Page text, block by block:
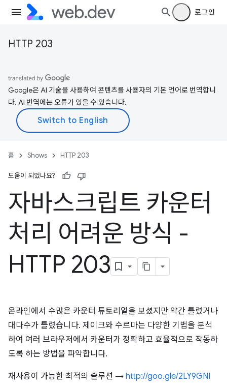
로그인
HTTP 203
Google은 AI 기술을 사용하여 콘텐츠를 사용자의 기본 언어로 번역합니
다. AI 번역에는 오류가 있을 수 있습니다.
홈 Shows HTTP 203
도움이 되었나요?
자바스크립트 카운터
처리 어려운 방식 -
HTTP 203
온라인에서 수많은 카운터 튜토리얼을 보셨지만 약간 틀렸거나
대다수가 틀렸습니다. 제이크와 수르마는 다양한 기법을 분석
하여 여러 브라우저에서 카운터가 정확하고 효율적으로 작동하
도록 하는 방법을 파악합니다.
재사용이 가능한 최적의 솔루션 → http://goo.gle/2LY9GNI